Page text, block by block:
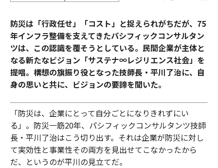
防災は「行政任せ」「コスト」と捉えられがちだが、75
年インフラ整備を支えてきたパシフィックコンサルタン
ツは、この認識を覆そうとしている。民間企業が主体と
なる新たなビジョン「サステナ∞レジリエンス社会」を
提唱。構想の旗振り役となった技師長・平川了治に、自
身の思いと共に、ビジョンの要諦を聞いた。
「防災は、企業にとって自分ごとになりきれずにい
る」。防災一筋20年、パシフィックコンサルタンツ技師
長・平川了治はこう切り出す。それは企業が防災に対し
て実効性と事業性その両方を見出せてこなかったから
だ、というのが平川の見立てだ。